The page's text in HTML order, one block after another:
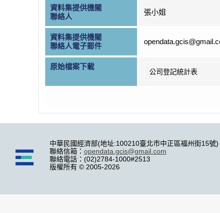
資料集提供機關
聯絡人
張小姐
資料集提供機關
聯絡人電子郵件
原始檔案下載
公司登記統計表
中華民國經濟部(地址:100210臺北市中正區福州街15號)
聯絡信箱： opendata.gcis@gmail.com
聯絡電話：(02)2784-1000#2513
版權所有 © 2005-2026